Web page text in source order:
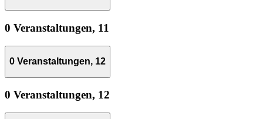
0 Veranstaltungen, 11
0 Veranstaltungen, 12
0 Veranstaltungen, 12